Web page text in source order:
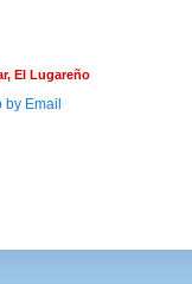
El Lugareño
Email